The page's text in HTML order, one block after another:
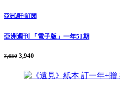
亞洲週刊訂閱
亞洲週刊 「電子版」一年51期
7,650 3,940